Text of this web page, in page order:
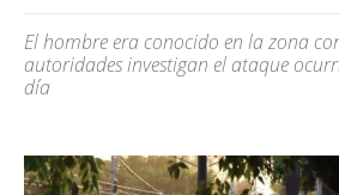
El hombre era conocido en la zona
autoridades investigan el ataque
día